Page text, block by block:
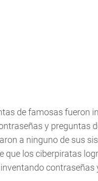
de famosas fueron
y preguntas
a ninguno de sus
que los ciberpiratas
contraseñas